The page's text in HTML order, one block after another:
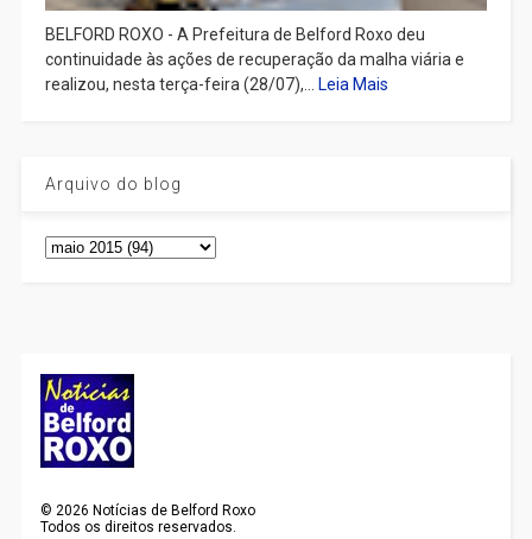
BELFORD ROXO - A Prefeitura de Belford Roxo deu
continuidade às ações de recuperação da malha viária e
realizou, nesta terça-feira (28/07),...
Leia Mais
Arquivo do blog
© 2026 Notícias de Belford Roxo
Todos os direitos reservados.